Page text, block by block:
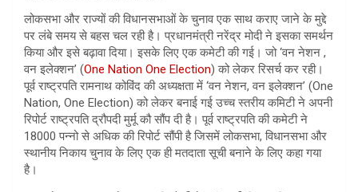
लोकसभा और राज्यों की विधानसभाओं के चुनाव एक साथ कराए जाने के मुद्दे
पर लंबे समय से बहस चल रही है। प्रधानमंत्री नरेंद्र मोदी ने इसका समर्थन
किया और इसे बढ़ावा दिया। इसके लिए एक कमेटी की गई। जो ‘वन नेशन ,
वन इलेक्शन’ (One Nation One Election) को लेकर रिसर्च कर रही।
पूर्व राष्ट्रपति रामनाथ कोविंद की अध्यक्षता में ‘वन नेशन, वन इलेक्शन’ (One
Nation, One Election) को लेकर बनाई गई उच्च स्तरीय कमिटी ने अपनी
रिपोर्ट राष्ट्रपति द्रौपदी मुर्मू कौ सौंप दी है। पूर्व राष्ट्रपति की कमेटी ने
18000 पन्नो से अधिक की रिपोर्ट सौंपी है जिसमें लोकसभा, विधानसभा और
स्थानीय निकाय चुनाव के लिए एक ही मतदाता सूची बनाने के लिए कहा गया
है।